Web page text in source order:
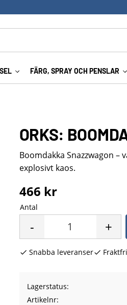
FÄRG, SPRAY OCH PENSLAR
ORKS:
Boomdakka Snazzwagon
explosivt kaos.
466 kr
Antal
+
-
Snabba leveranser
Lagerstatus
Artikelnr